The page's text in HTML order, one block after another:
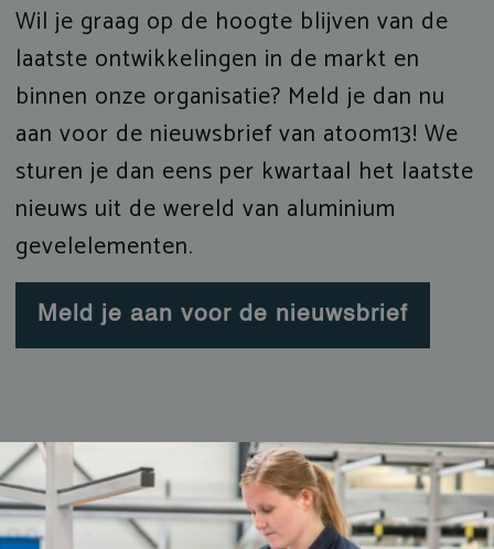
Wil je graag op de hoogte blijven van de
laatste ontwikkelingen in de markt en
binnen onze organisatie? Meld je dan nu
aan voor de nieuwsbrief van atoom13! We
sturen je dan eens per kwartaal het laatste
nieuws uit de wereld van aluminium
gevelelementen.
Meld je aan voor de nieuwsbrief